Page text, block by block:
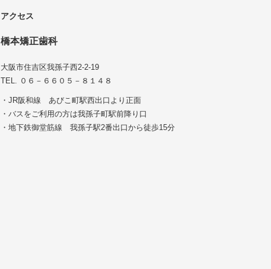
アクセス
橋本矯正歯科
大阪市住吉区我孫子西2-2-19
TEL. ０６－６６０５－８１４８
・JR阪和線 あびこ町駅西出口より正面
・バスをご利用の方は我孫子町駅前降り口
・地下鉄御堂筋線 我孫子駅2番出口から徒歩15分